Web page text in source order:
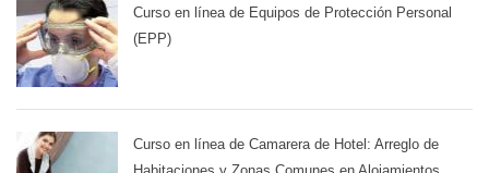
Curso en línea de Equipos de Protección Personal
(EPP)
Curso en línea de Camarera de Hotel: Arreglo de